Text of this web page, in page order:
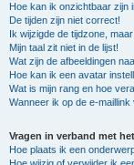
Hoe kan ik onzichtbaar zijn
De tijden zijn niet correct!
Ik wijzigde de tijdzone,
Mijn taal zit niet in de lijst!
Wat zijn de afbeeldingen
Hoe kan ik een avatar
Wat is mijn rang en hoe
Wanneer ik op de e-
Vragen in verband met
Hoe plaats ik een